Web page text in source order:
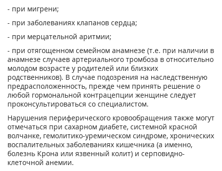
- при мигрени;
- при заболеваниях клапанов сердца;
- при мерцательной аритмии;
- при отягощенном семейном анамнезе (т.е. при наличии в
анамнезе случаев артериального тромбоза в относительно
молодом возрасте у родителей или близких
родственников). В случае подозрения на наследственную
предрасположенность, прежде чем принять решение о
любой гормональной контрацепции женщине следует
проконсультироваться со специалистом.
Нарушения периферического кровообращения также могут
отмечаться при сахарном диабете, системной красной
волчанке, гемолитико-уремическом синдроме, хронических
воспалительных заболеваниях кишечника (а именно,
болезнь Крона или язвенный колит) и серповидно-
клеточной анемии.